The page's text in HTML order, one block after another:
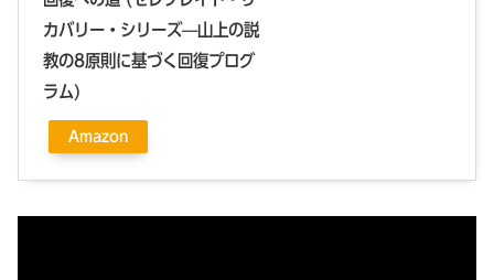
カバリー・シリーズ—山上の説
教の8原則に基づく回復プログ
ラム)
Amazon